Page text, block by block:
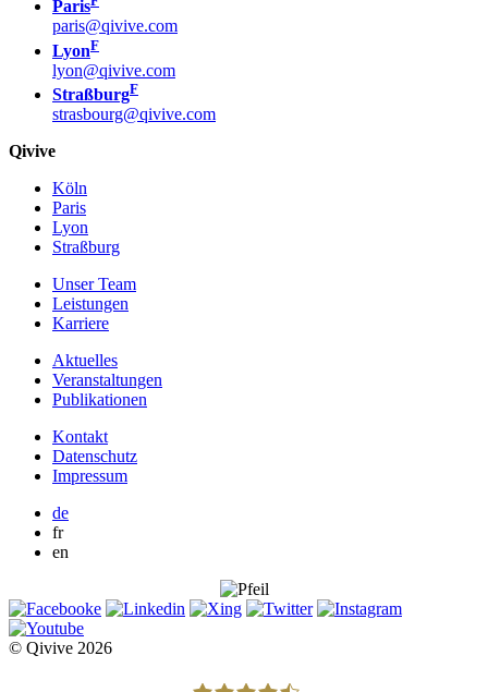
Paris
paris@qivive.com
LyonF
lyon@qivive.com
StraßburgF
strasbourg@qivive.com
Qivive
Köln
Paris
Lyon
Straßburg
Unser Team
Leistungen
Karriere
Aktuelles
Veranstaltungen
Publikationen
Kontakt
Datenschutz
Impressum
de
fr
en
© Qivive 2026